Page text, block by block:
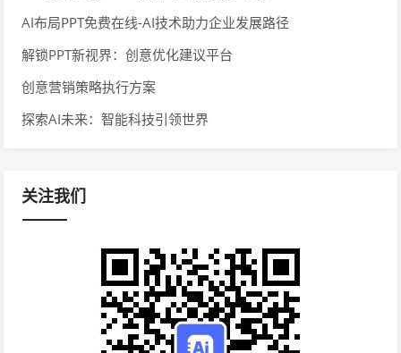
AI布局PPT免费在线-AI技术助力企业发展路径
解锁PPT新视界：创意优化建议平台
创意营销策略执行方案
探索AI未来：智能科技引领世界
关注我们